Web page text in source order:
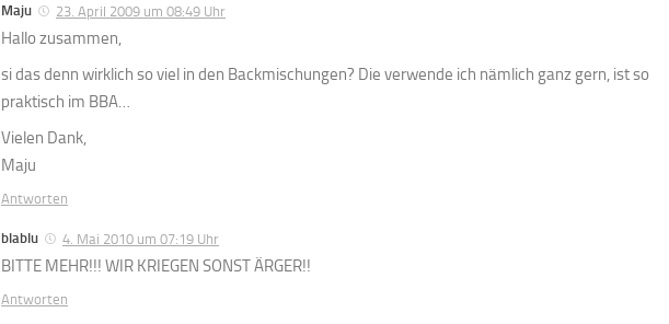
Maju 23. April 2009 um 08:49 Uhr
Hallo zusammen,
si das denn wirklich so viel in den Backmischungen? Die verwende ich nämlich ganz gern, ist so
praktisch im BBA…
Vielen Dank,
Maju
Antworten
blablu 4. Mai 2010 um 07:19 Uhr
BITTE MEHR!!! WIR KRIEGEN SONST ÄRGER!!
Antworten